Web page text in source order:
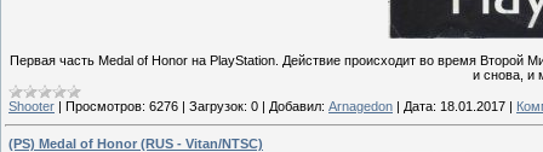
Первая часть Medal of Honor на PlayStation. Действие происходит во время Второй
и снова, и
Shooter Просмотров: 6276 Загрузок: 0 Добавил: Arnagedon Дата: 18.01.2017
(PS) Medal of Honor (RUS - Vitan/NTSC)